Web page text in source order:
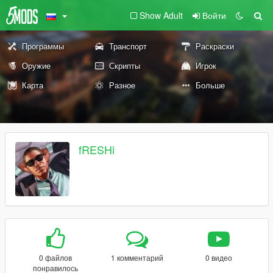
Show Adult Войти
Программы Транспорт
Раскраски
Оружие
Скрипты
Игрок
Карта
Разное Больше
fRESHi
0 файлов
понравилось
1 комментарий 0 видео